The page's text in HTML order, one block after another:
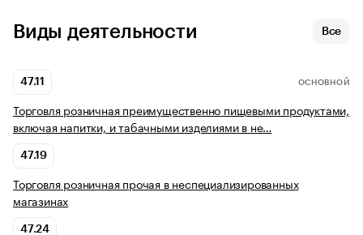
Виды деятельности Все
47.11 ОСНОВНОЙ
Торговля розничная преимущественно пищевыми продуктами,
включая напитки, и табачными изделиями в не…
47.19
Торговля розничная прочая в неспециализированных
магазинах
47.24